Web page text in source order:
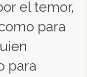
el temor,
para
para